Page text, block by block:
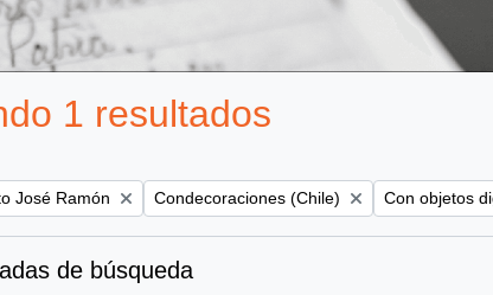
1 resultados
José Ramón Remove filter:
Condecoraciones (Chile) Remove filter:
Con objetos
de búsqueda